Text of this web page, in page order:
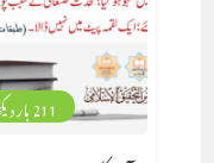
211 بار دیکھا گیا